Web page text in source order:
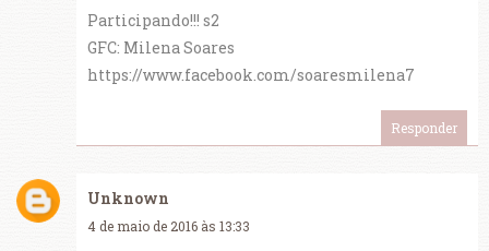
Participando!!! s2
GFC: Milena Soares
https://www.facebook.com/soaresmilena7
Responder
Unknown
4 de maio de 2016 às 13:33